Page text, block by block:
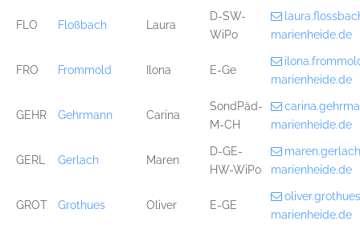
FLO Floßbach Laura
D-SW-
WiPo
marienheide.de
FRO Frommold Ilona E-Ge
marienheide.de
GEHR Gehrmann Carina
SondPäd-
M-CH
marienheide.de
GERL Gerlach Maren
D-GE-
HW-WiPo
marienheide.de
GROT Grothues Oliver E-GE
marienheide.de